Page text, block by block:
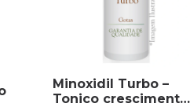
Minoxidil Turbo –
Tonico crescimento